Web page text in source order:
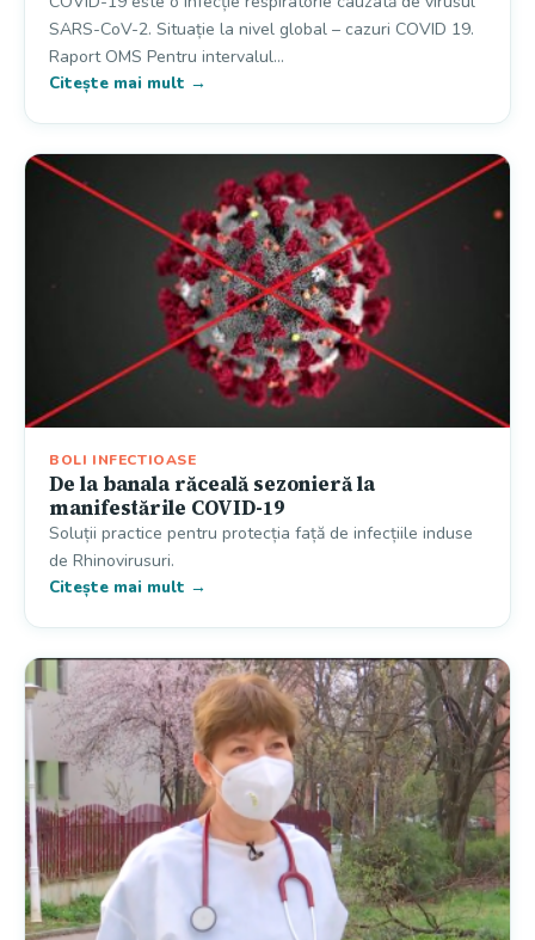
SARS-CoV-2. Situație la nivel global – cazuri COVID 19.
Raport OMS Pentru intervalul…
Citește mai mult →
BOLI INFECTIOASE
De la banala răceală sezonieră la
manifestările COVID-19
Soluții practice pentru protecția față de infecțiile induse
de Rhinovirusuri.
Citește mai mult →